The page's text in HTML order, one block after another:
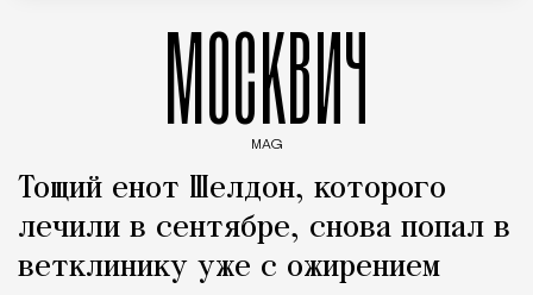
МОСКВИЧ
MAG
Тощий енот Шелдон, которого
лечили в сентябре, снова попал в
ветклинику уже с ожирением